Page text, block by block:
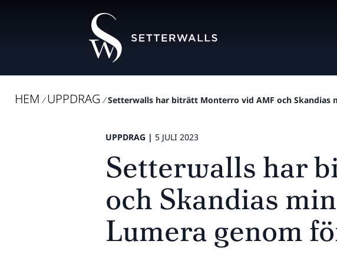
HEM / UPPDRAG / Setterwalls har biträtt Monterro vid AMF och Skandias
UPPDRAG | 5 JULI 2023
Setterwalls har
och Skandias
Lumera genom